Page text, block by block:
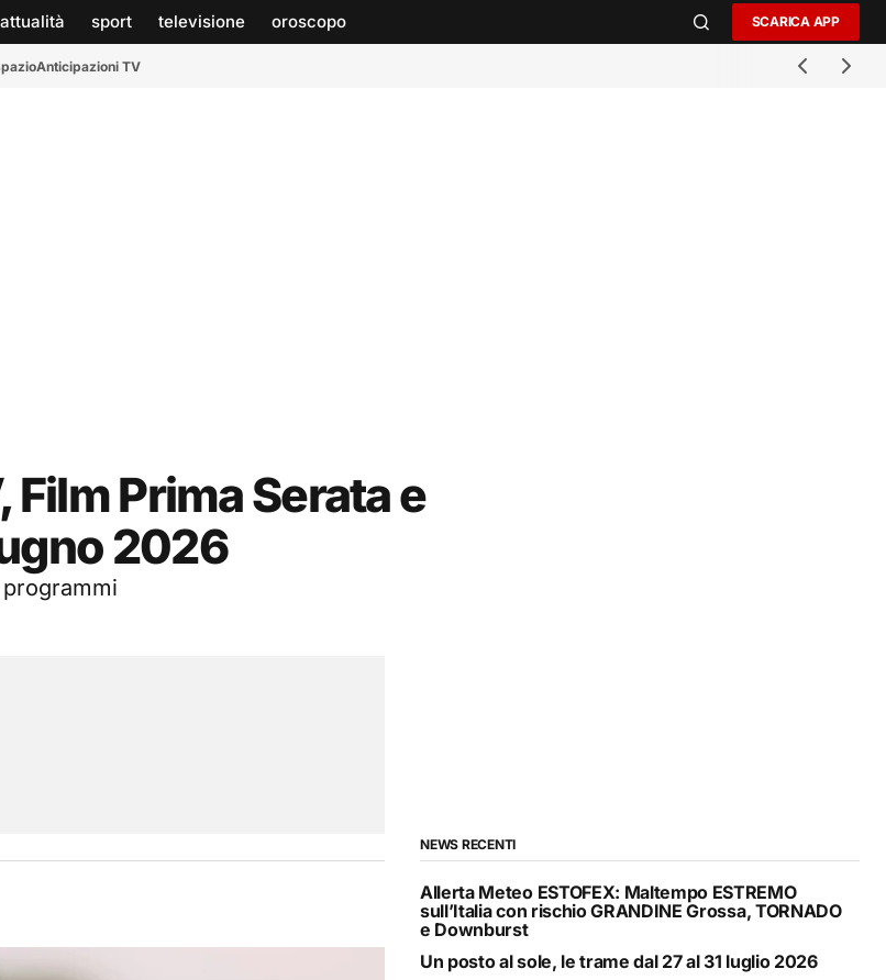
attualità sport televisione oroscopo SCARICA APP
Anticipazioni TV
Prima Serata e
2026
NEWS RECENTI
Allerta Meteo ESTOFEX: Maltempo ESTREMO
sull’Italia con rischio GRANDINE Grossa, TORNADO
e Downburst
Un posto al sole, le trame dal 27 al 31 luglio 2026